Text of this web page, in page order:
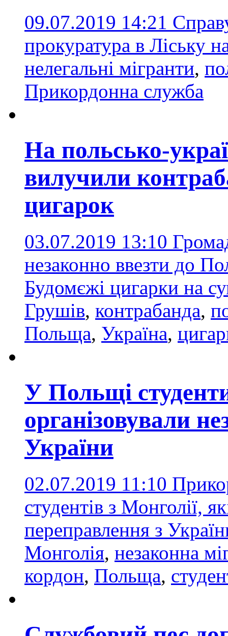
09.07.2019 14:21
прокуратура в Ліську
нелегальні мігранти,
Прикордонна служба
На польсько-
вилучили
цигарок
03.07.2019 13:10
незаконно ввезти до
Будомєжі цигарки на
Грушів, контрабанда,
Польща, Україна,
У Польщі
організовували
України
02.07.2019 11:10
студентів з Монголії,
переправлення з
Монголія, незаконна
кордон, Польща,